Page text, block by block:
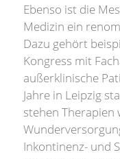
Ebenso ist die
Medizin ein
Dazu gehört
Kongress mit
außerklinische
Jahre in Leipzig
stehen Therapien
Inkontinenz- und